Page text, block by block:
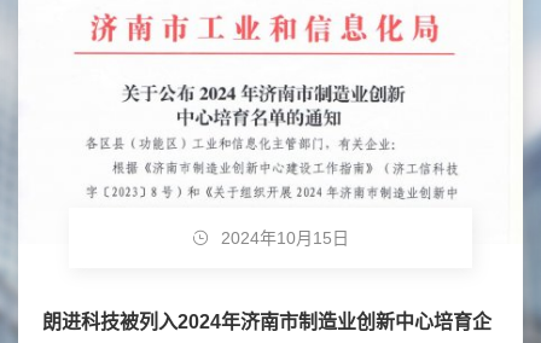
2024年10月15日
朗进科技被列入2024年济南市制造业创新中心培育企